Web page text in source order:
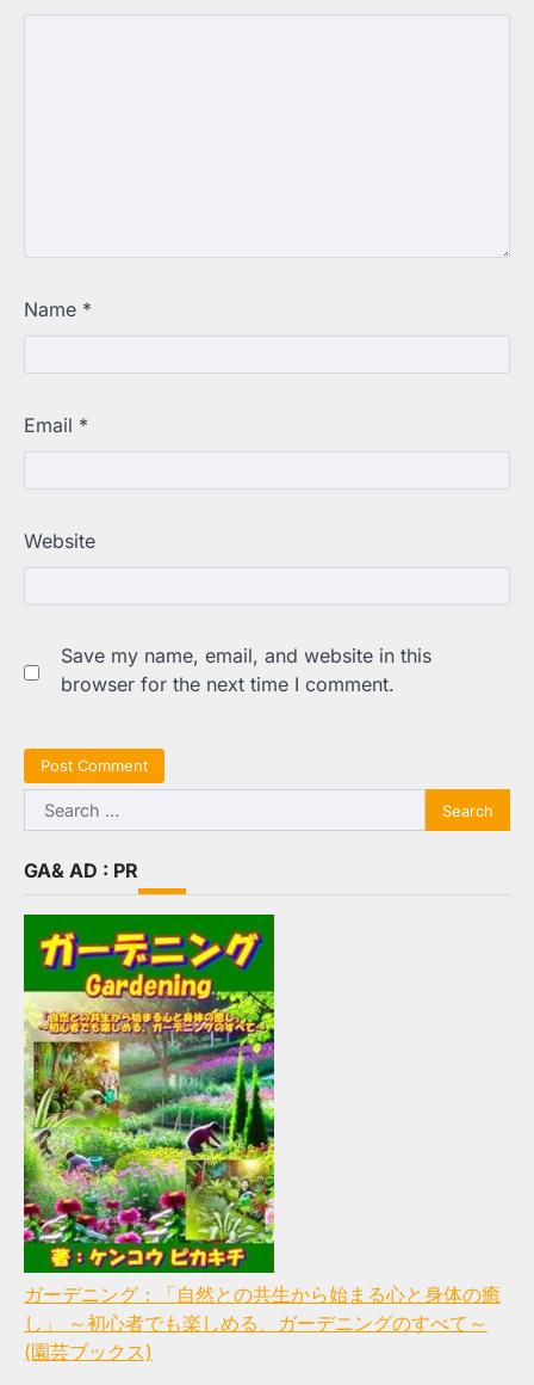
Name *
Email *
Website
Save my name, email, and website in this
browser for the next time I comment.
Search
for:
GA& AD : PR
ガーデニング：「自然との共生から始まる心と身体の癒
し」 ～初心者でも楽しめる、ガーデニングのすべて～
(園芸ブックス)